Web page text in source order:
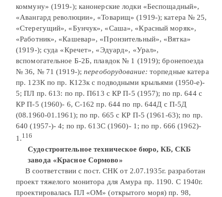
коммуну» (1919-); канонерские лодки «Беспощадный»,
«Авангард революции», «Товарищ» (1919-); катера № 25,
«Стерегущий», «Бунчук», «Саша», «Красный моряк»,
«Работник», «Кашевар», «Пронзительный», «Вятка»
(1919-); суда «Кречет», «Эдуард», «Урал»,
вспомогательное Б-2Б, плавдок № 1 (1919); бронепоезда
№ 36, № 71 (1919-);переоборудование: торпедные катера
пр. 123К по пр. К123к с подводными крыльями (1950-е)-
5; ПЛ пр. 613: по пр. П613 с КР П-5 (1957); по пр. 644 с
КР П-5 (1960)- 6, С-162 пр. 644 по пр. 644Д с П-5Д
(08.1960-01.1961); по пр. 665 с КР П-5 (1961-63); по пр.
640 (1957-)- 4; по пр. 613С (1960)- 1; по пр. 666 (1962)-
1.116
Судостроительное техническое бюро, КБ, СКБ
завода «Красное Сормово»
В соответствии с пост. СНК от 2.07.1935г. разработан
проект тяжелого монитора для Амура пр. 1190. С 1940г.
проектировалась ПЛ «ОМ» (открытого моря) пр. 98,